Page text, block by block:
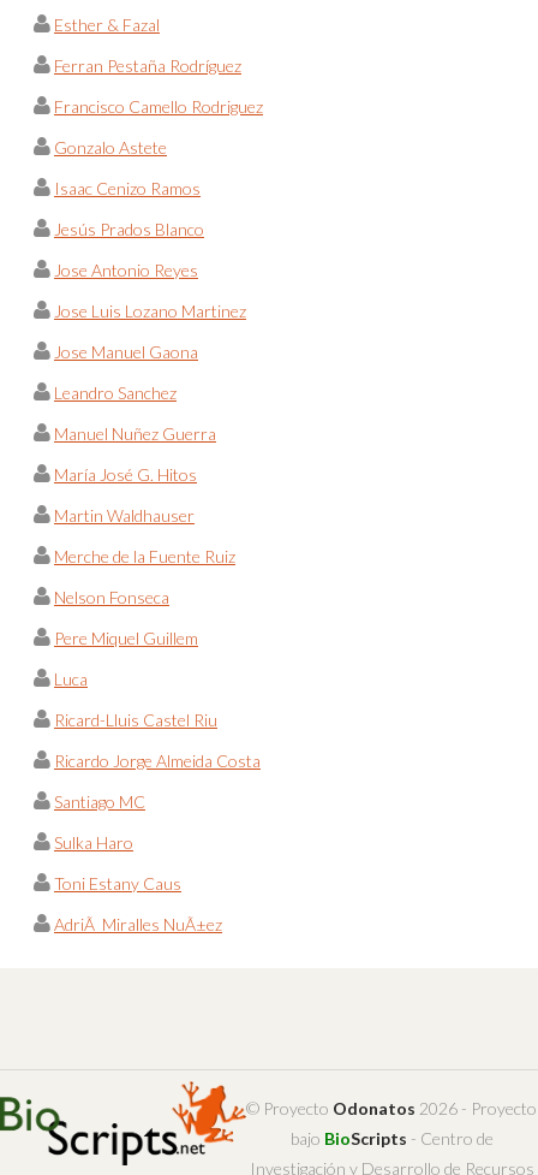
Esther & Fazal
Ferran Pestaña Rodríguez
Francisco Camello Rodriguez
Gonzalo Astete
Isaac Cenizo Ramos
Jesús Prados Blanco
Jose Antonio Reyes
Jose Luis Lozano Martinez
Jose Manuel Gaona
Leandro Sanchez
Manuel Nuñez Guerra
María José G. Hitos
Martin Waldhauser
Merche de la Fuente Ruiz
Nelson Fonseca
Pere Miquel Guillem
Luca
Ricard-Lluis Castel Riu
Ricardo Jorge Almeida Costa
Santiago MC
Sulka Haro
Toni Estany Caus
AdriÃ Miralles NuÃ±ez
© Proyecto Odonatos 2026 - Proyecto
bajo BioScripts - Centro de
Investigación y Desarrollo de Recursos